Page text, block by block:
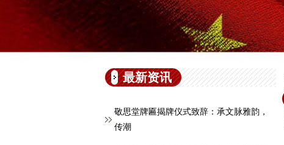
最新资讯
敬思堂牌匾揭牌仪式致辞：承文脉雅韵，
传潮